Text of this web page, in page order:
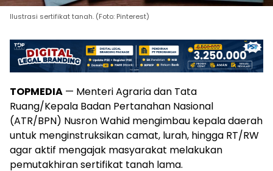
Ilustrasi sertifikat tanah. (Foto: Pinterest)
TOPMEDIA — Menteri Agraria dan Tata
Ruang/Kepala Badan Pertanahan Nasional
(ATR/BPN) Nusron Wahid mengimbau kepala daerah
untuk menginstruksikan camat, lurah, hingga RT/RW
agar aktif mengajak masyarakat melakukan
pemutakhiran sertifikat tanah lama.